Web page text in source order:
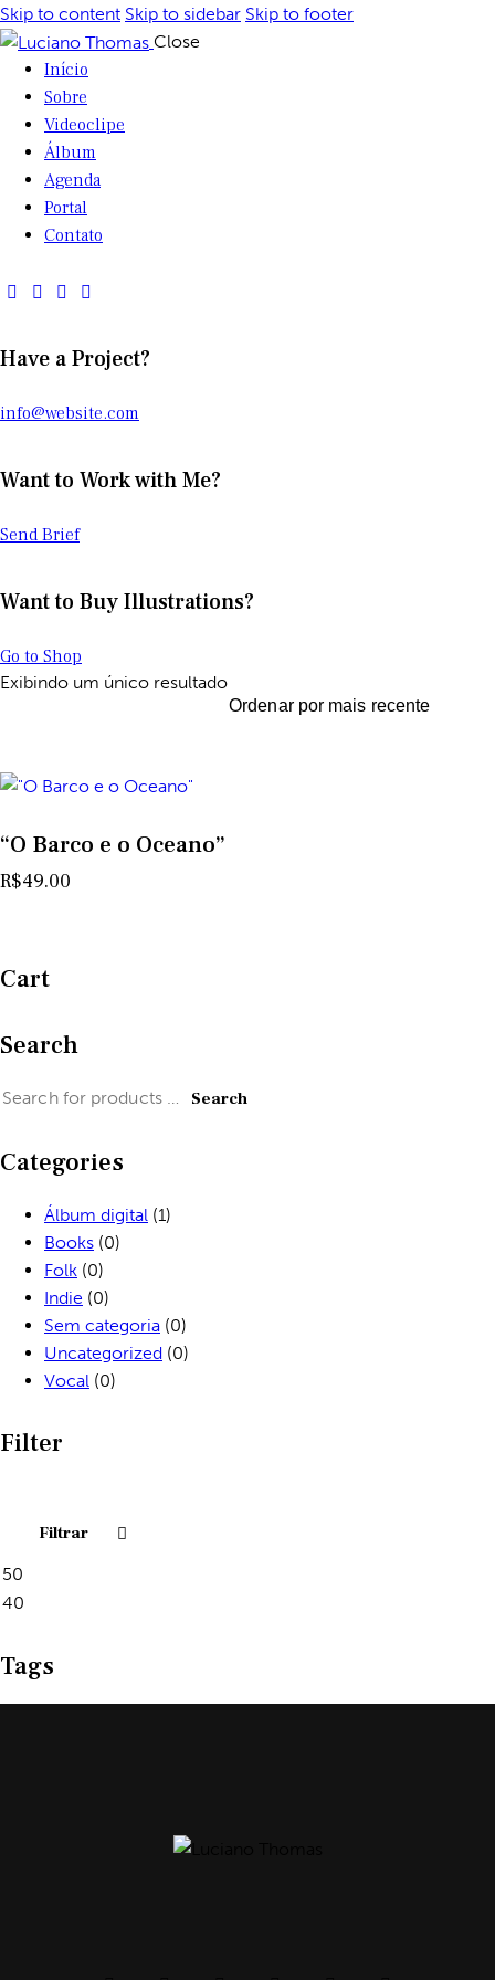
Skip to content Skip to sidebar Skip to footer
Close
Início
Sobre
Videoclipe
Álbum
Agenda
Portal
Contato
Have a Project?
info@website.com
Want to Work with Me?
Send Brief
Want to Buy Illustrations?
Go to Shop
Exibindo um único resultado
“O Barco e o Oceano”
R$49.00
Cart
Search
Search
Categories
Álbum digital (1)
Books (0)
Folk (0)
Indie (0)
Sem categoria (0)
Uncategorized (0)
Vocal (0)
Filter
Filtrar
Tags